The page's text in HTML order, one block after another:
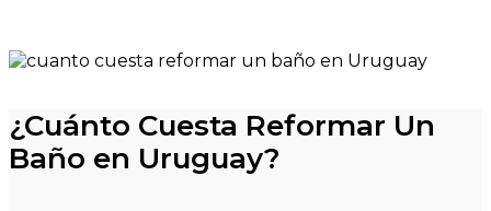
¿Cuánto Cuesta Reformar Un
Baño en Uruguay?